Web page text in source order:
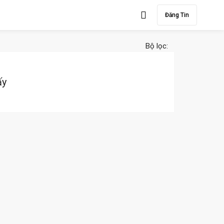
Đăng Tin
Bộ lọc: